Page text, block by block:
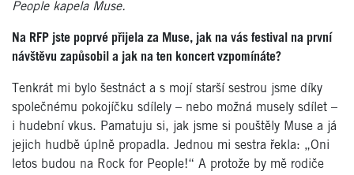
People kapela Muse.
Na RFP jste poprvé přijela za Muse, jak na vás festival na první
návštěvu zapůsobil a jak na ten koncert vzpomínáte?
Tenkrát mi bylo šestnáct a s mojí starší sestrou jsme díky
společnému pokojíčku sdí lely – nebo možná musely sdí let –
i hudební vkus. Pamatuju si, jak jsme si pouště ly Muse a já
jejich hudbě úplně propadla. Jednou mi sestra řekla: „Oni
letos budou na Rock for People!“ A protože by mě rodiče